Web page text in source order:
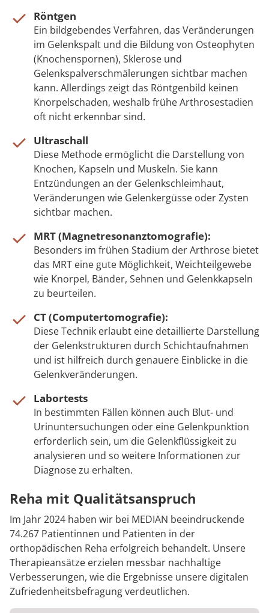
Röntgen
Ein bildgebendes Verfahren, das Veränderungen
im Gelenkspalt und die Bildung von Osteophyten
(Knochenspornen), Sklerose und
Gelenkspalverschmälerungen sichtbar machen
kann. Allerdings zeigt das Röntgenbild keinen
Knorpelschaden, weshalb frühe Arthrosestadien
oft nicht erkennbar sind.
Ultraschall
Diese Methode ermöglicht die Darstellung von
Knochen, Kapseln und Muskeln. Sie kann
Entzündungen an der Gelenkschleimhaut,
Veränderungen wie Gelenkergüsse oder Zysten
sichtbar machen.
MRT (Magnetresonanztomografie):
Besonders im frühen Stadium der Arthrose bietet
das MRT eine gute Möglichkeit, Weichteilgewebe
wie Knorpel, Bänder, Sehnen und Gelenkkapseln
zu beurteilen.
CT (Computertomografie):
Diese Technik erlaubt eine detaillierte Darstellung
der Gelenkstrukturen durch Schichtaufnahmen
und ist hilfreich durch genauere Einblicke in die
Gelenkveränderungen.
Labortests
In bestimmten Fällen können auch Blut- und
Urinuntersuchungen oder eine Gelenkpunktion
erforderlich sein, um die Gelenkflüssigkeit zu
analysieren und so weitere Informationen zur
Diagnose zu erhalten.
Reha mit Qualitätsanspruch
Im Jahr 2024 haben wir bei MEDIAN beeindruckende
74.267 Patientinnen und Patienten in der
orthopädischen Reha erfolgreich behandelt. Unsere
Therapieansätze erzielen messbar nachhaltige
Verbesserungen, wie die Ergebnisse unsere digitalen
Zufriedenheitsbefragung verdeutlichen.